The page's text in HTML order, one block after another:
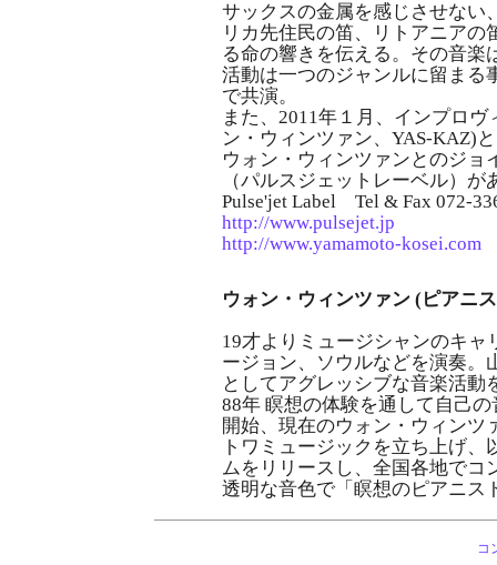
サックスの金属を感じさせない
リカ先住民の笛、リトアニア
る命の響きを伝える。その音楽
活動は一つのジャンルに留まる
で共演。
また、2011年１月、インプロ
ン・ウィンツァン、YAS-KAZ)
ウォン・ウィンツァンとのジョ
（パルスジェットレーベル）が
Pulse'jet Label Tel & Fax 072-
http://www.pulsejet.jp
http://www.yamamoto-kosei.com
ウォン・ウィンツァン (ピアニ
19才よりミュージシャンのキ
ージョン、ソウルなどを演奏。
としてアグレッシブな音楽活
88年 瞑想の体験を通して自己
開始、現在のウォン・ウィンツ
トワミュージックを立ち上げ
ムをリリースし、全国各地でコ
透明な音色で「瞑想のピアニス
コ